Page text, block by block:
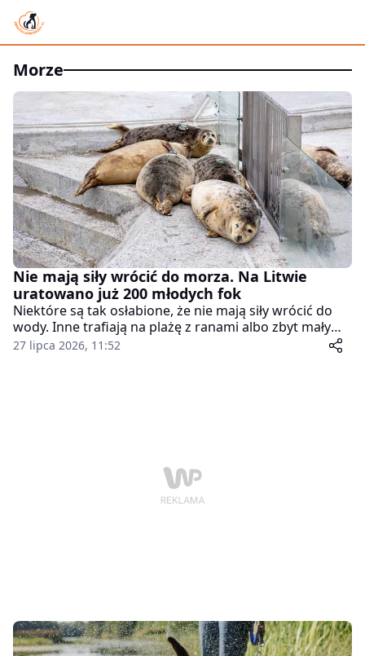
morze
Nie mają siły wrócić do morza. Na Litwie
uratowano już 200 młodych fok
Niektóre są tak osłabione, że nie mają siły wrócić do
wody. Inne trafiają na plażę z ranami albo zbyt małym
zapasem tłuszczu, by poradzić sobie w zimnym
27 lipca 2026, 11:52